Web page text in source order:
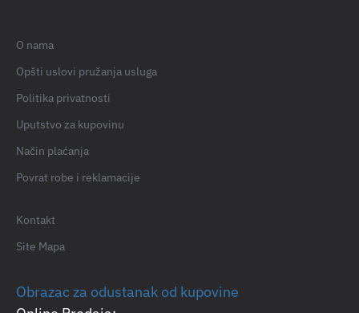
O nama
Opšti uslovi pružanja usluga
Politika privatnosti
Uputstvo za kupovinu
Način plaćanja
Povrat robe i reklamacije
Kontakt
Site Mapa
Obrazac za odustanak od kupovine